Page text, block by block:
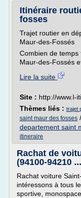
Itinéraire
fosses
Trajet routier en
Maur-des-Fossés
Combien de temps
Maur-des-Fossés et
Lire la suite
Site : http://www.l-
Thèmes liés : trajet
saint maur des fosses /
departement saint
itineraire
Rachat de
(94100-94210 ...
Rachat voiture
intéressons à tous
sportive,